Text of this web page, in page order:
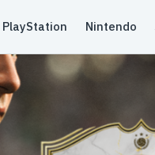
PlayStation Nintendo